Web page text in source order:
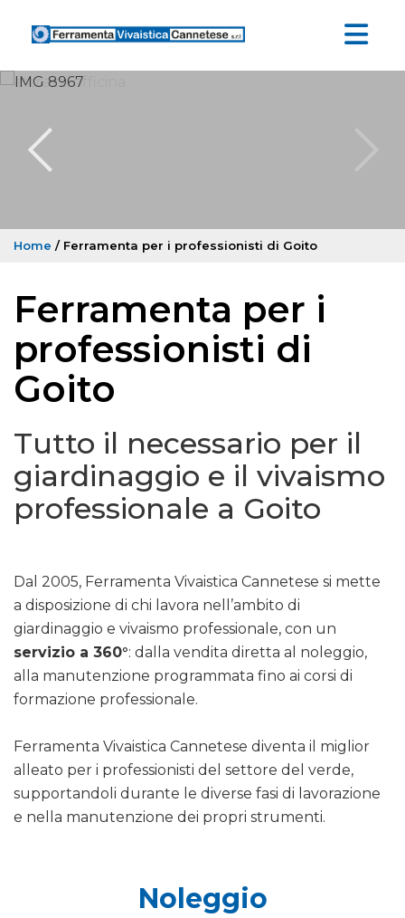
Home / Ferramenta per i professionisti di Goito
Ferramenta per i
professionisti di
Goito
Tutto il necessario per il
giardinaggio e il vivaismo
professionale a Goito
Dal 2005, Ferramenta Vivaistica Cannetese si mette
a disposizione di chi lavora nell’ambito di
giardinaggio e vivaismo professionale, con un
servizio a 360°: dalla vendita diretta al noleggio,
alla manutenzione programmata fino ai corsi di
formazione professionale.
Ferramenta Vivaistica Cannetese diventa il miglior
alleato per i professionisti del settore del verde,
supportandoli durante le diverse fasi di lavorazione
e nella manutenzione dei propri strumenti.
Noleggio